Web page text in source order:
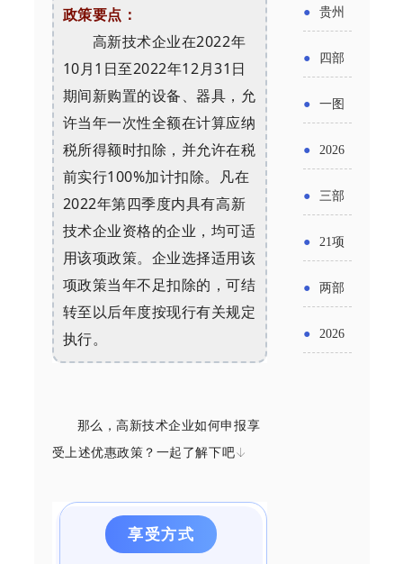
政策要点：
高新技术企业在2022年
10月1日至2022年12月31日
期间新购置的设备、器具，允
许当年一次性全额在计算应纳
税所得额时扣除，并允许在税
前实行100%加计扣除。凡在
2022年第四季度内具有高新
技术企业资格的企业，均可适
用该项政策。企业选择适用该
项政策当年不足扣除的，可结
转至以后年度按现行有关规定
执行。
那么，高新技术企业如何申报享
受上述优惠政策？一起了解下吧↓
享受方式
销活动
点关注
境评估
发布
解）
信部准
备怎么
继续实
施专精
特新中
财政奖
贷款，
最高可
获1.5%
政贴息
● 贵州
举措激
发各类
经营主
● 四部
求做好
帮扶小
额信贷
● 一图
法及其
实施条
例新变
● 2026
金投向
领域及
申报要
● 三部
五”期间
支持科
● 21项
务培育
● 两部
● 2026